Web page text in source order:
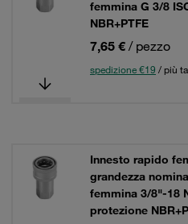
femmina G 3/8
NBR+PTFE
7,65 € / pezzo
spedizione €19 / più
Innesto rapido
grandezza
femmina 3/8"-18
protezione